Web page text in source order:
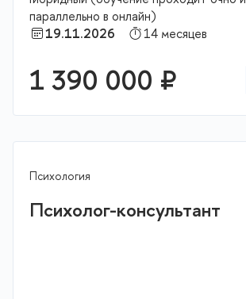
параллельно в онлайн)
19.11.2026
14 месяцев
1 390 000 ₽
Психология
Психолог-консультант